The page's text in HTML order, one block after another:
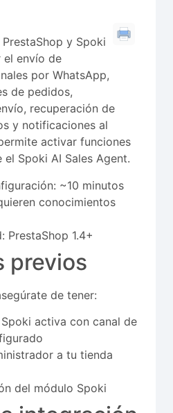
y Spoki
el envío de
por WhatsApp,
de pedidos,
recuperación de
y notificaciones al
activar funciones
el Spoki AI Sales Agent.
~10 minutos
conocimientos
PrestaShop 1.4+
previos
de tener:
activa con canal de
a tu tienda
del módulo Spoki